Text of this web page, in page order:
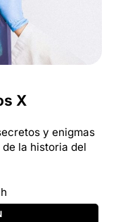
y enigmas
la historia del